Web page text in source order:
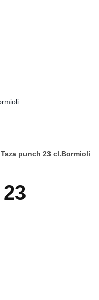
Taza punch 23 cl.Bormioli